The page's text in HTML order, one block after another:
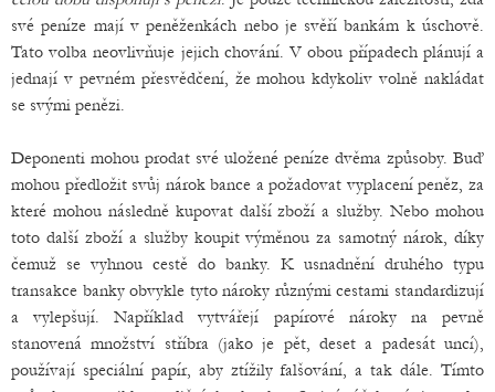
své peníze mají v peněženkách nebo je svěří bankám k úschově.
Tato volba neovlivňuje jejich chování. V obou případech plánují a
jednají v pevném přesvědčení, že mohou kdykoliv volně nakládat
se svými penězi.
Deponenti mohou prodat své uložené peníze dvěma způsoby. Buď
mohou předložit svůj nárok bance a požadovat vyplacení peněz, za
které mohou následně kupovat další zboží a služby. Nebo mohou
toto další zboží a služby koupit výměnou za samotný nárok, díky
čemuž se vyhnou cestě do banky. K usnadnění druhého typu
transakce banky obvykle tyto nároky různými cestami standardizují
a vylepšují. Například vytvářejí papírové nároky na pevně
stanovená množství stříbra (jako je pět, deset a padesát uncí),
používají speciální papír, aby ztížily falšování, a tak dále. Tímto